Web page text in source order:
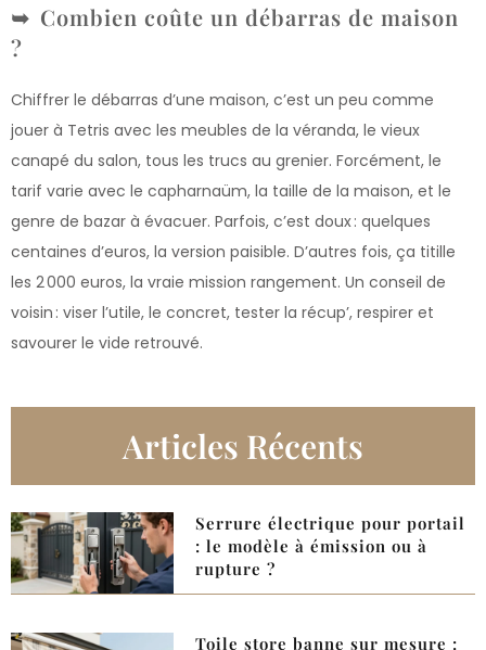
Combien coûte un débarras de maison
?
Chiffrer le débarras d’une maison, c’est un peu comme
jouer à Tetris avec les meubles de la véranda, le vieux
canapé du salon, tous les trucs au grenier. Forcément, le
tarif varie avec le capharnaüm, la taille de la maison, et le
genre de bazar à évacuer. Parfois, c’est doux : quelques
centaines d’euros, la version paisible. D’autres fois, ça titille
les 2 000 euros, la vraie mission rangement. Un conseil de
voisin : viser l’utile, le concret, tester la récup’, respirer et
savourer le vide retrouvé.
Articles Récents
Serrure électrique pour portail
: le modèle à émission ou à
rupture ?
Toile store banne sur mesure :